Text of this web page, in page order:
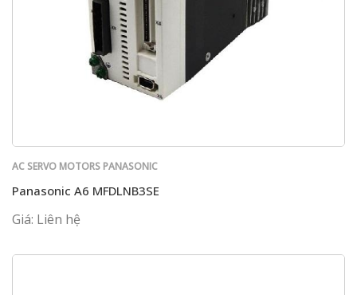
AC SERVO MOTORS PANASONIC
Panasonic A6 MFDLNB3SE
Giá: Liên hệ